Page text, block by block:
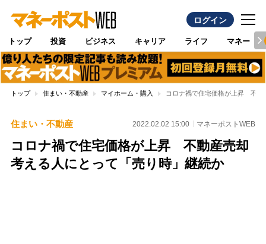
ログイン
トップ 投資 ビジネス キャリア ライフ マネー
トップ 住まい・不動産 マイホーム・購入 コロナ禍で住宅価格が上昇 不動
住まい・不動産 2022.02.02 15:00 マネーポストWEB
コロナ禍で住宅価格が上昇 不動産売却
考える人にとって「売り時」継続か